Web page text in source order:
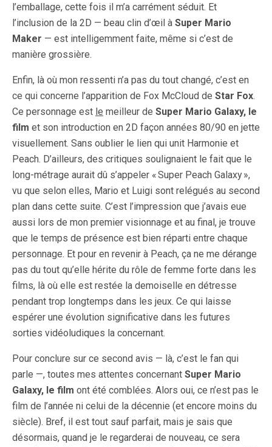
l’emballage, cette fois il m’a carrément séduit. Et
l’inclusion de la 2D — beau clin d’œil à Super Mario
Maker — est intelligemment faite, même si c’est de
manière grossière.
Enfin, là où mon ressenti n’a pas du tout changé, c’est en
ce qui concerne l’apparition de Fox McCloud de Star Fox.
Ce personnage est le meilleur de Super Mario Galaxy, le
film et son introduction en 2D façon années 80/90 en jette
visuellement. Sans oublier le lien qui unit Harmonie et
Peach. D’ailleurs, des critiques soulignaient le fait que le
long-métrage aurait dû s’appeler « Super Peach Galaxy »,
vu que selon elles, Mario et Luigi sont relégués au second
plan dans cette suite. C’est l’impression que j’avais eue
aussi lors de mon premier visionnage et au final, je trouve
que le temps de présence est bien réparti entre chaque
personnage. Et pour en revenir à Peach, ça ne me dérange
pas du tout qu’elle hérite du rôle de femme forte dans les
films, là où elle est restée la demoiselle en détresse
pendant trop longtemps dans les jeux. Ce qui laisse
espérer une évolution significative dans les futures
sorties vidéoludiques la concernant.
Pour conclure sur ce second avis — là, c’est le fan qui
parle —, toutes mes attentes concernant Super Mario
Galaxy, le film ont été comblées. Alors oui, ce n’est pas le
film de l’année ni celui de la décennie (et encore moins du
siècle). Bref, il est tout sauf parfait, mais je sais que
désormais, quand je le regarderai de nouveau, ce sera